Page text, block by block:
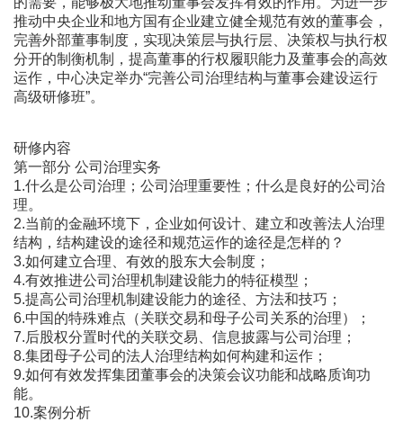
推动中央企业和地方国有企业建立健全规范有效的董事会，
完善外部董事制度，实现决策层与执行层、决策权与执行权
分开的制衡机制，提高董事的行权履职能力及董事会的高效
运作，中心决定举办“完善公司治理结构与董事会建设运行
高级研修班”。
研修内容
第一部分 公司治理实务
1.什么是公司治理；公司治理重要性；什么是良好的公司治
理。
2.当前的金融环境下，企业如何设计、建立和改善法人治理
结构，结构建设的途径和规范运作的途径是怎样的？
3.如何建立合理、有效的股东大会制度；
4.有效推进公司治理机制建设能力的特征模型；
5.提高公司治理机制建设能力的途径、方法和技巧；
6.中国的特殊难点（关联交易和母子公司关系的治理）；
7.后股权分置时代的关联交易、信息披露与公司治理；
8.集团母子公司的法人治理结构如何构建和运作；
9.如何有效发挥集团董事会的决策会议功能和战略质询功
能。
10.案例分析